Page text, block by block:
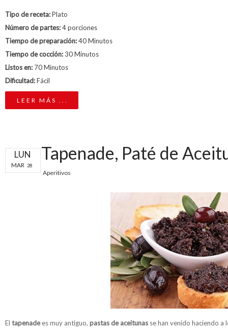
Tipo de receta:Plato
Número de partes:4 porciones
Tiempo de preparación:40 Minutos
Tiempo de cocción:30 Minutos
Listos en: 70 Minutos
Dificultad:Fácil
LEER MÁS ...
LUN
MAR 28
Tapenade, Paté de
Aperitivos
El tapenadees muy antiguo, pastas de aceitunas se han venido haciendo